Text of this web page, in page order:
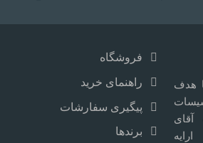
هدف
آقای
فروشگاه
راهنمای خرید
پیگیری سفارشات
برندها